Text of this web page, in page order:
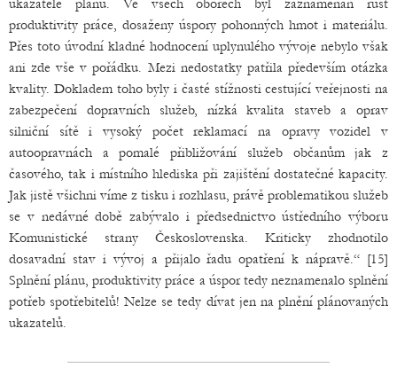
ukazatele plánu. Ve všech oborech byl zaznamenán růst
produktivity práce, dosaženy úspory pohonných hmot i materiálu.
Přes toto úvodní kladné hodnocení uplynulého vývoje nebylo však
ani zde vše v pořádku. Mezi nedostatky patřila především otázka
kvality. Dokladem toho byly i časté stížnosti cestující veřejnosti na
zabezpečení dopravních služeb, nízká kvalita staveb a oprav
silniční sítě i vysoký počet reklamací na opravy vozidel v
autoopravnách a pomalé přibližování služeb občanům jak z
časového, tak i místního hlediska při zajištění dostatečné kapacity.
Jak jistě všichni víme z tisku i rozhlasu, právě problematikou služeb
se v nedávné době zabývalo i předsednictvo ústředního výboru
Komunistické strany Československa. Kriticky zhodnotilo
dosavadní stav i vývoj a přijalo řadu opatření k nápravě.“ [15]
Splnění plánu, produktivity práce a úspor tedy neznamenalo splnění
potřeb spotřebitelů! Nelze se tedy dívat jen na plnění plánovaných
ukazatelů.